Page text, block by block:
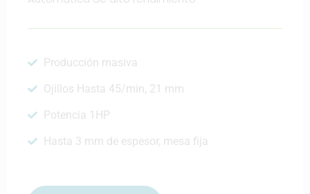
Producción masiva
Ojillos Hasta 45/min, 21 mm
Potencia 1HP
Hasta 3 mm de espesor, mesa fija